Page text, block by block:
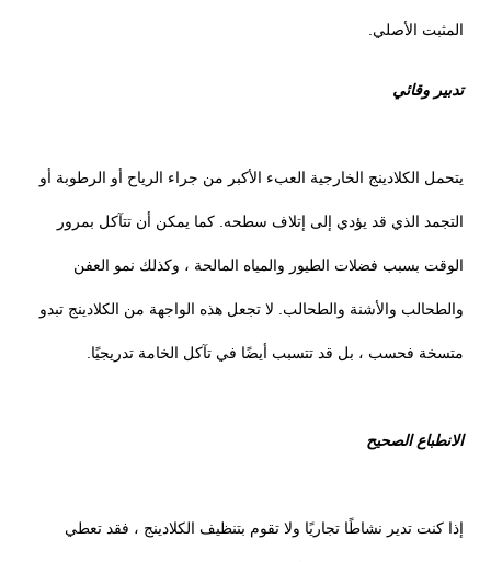
المثبت الأصلي.
تدبير وقائي
يتحمل الكلادينج الخارجية العبء الأكبر من جراء الرياح أو الرطوبة أو
التجمد الذي قد يؤدي إلى إتلاف سطحه. كما يمكن أن تتآكل بمرور
الوقت بسبب فضلات الطيور والمياه المالحة ، وكذلك نمو العفن
والطحالب والأشنة والطحالب. لا تجعل هذه الواجهة من الكلادينج تبدو
متسخة فحسب ، بل قد تتسبب أيضًا في تآكل الخامة تدريجيًا.
الانطباع الصحيح
إذا كنت تدير نشاطًا تجاريًا ولا تقوم بتنظيف الكلادينج ، فقد تعطي